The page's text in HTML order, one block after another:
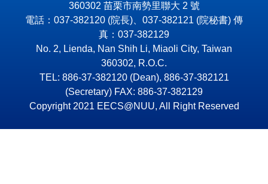
360302 苗栗市南勢里聯大 2 號
電話：037-382120 (院長)、037-382121 (院秘書) 傳
真：037-382129
No. 2, Lienda, Nan Shih Li, Miaoli City, Taiwan
360302, R.O.C.
TEL: 886-37-382120 (Dean), 886-37-382121
(Secretary) FAX: 886-37-382129
Copyright 2021 EECS@NUU, All Right Reserved